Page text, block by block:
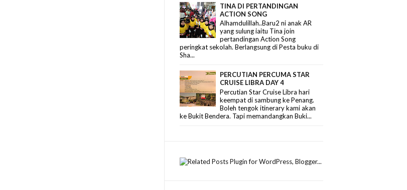
TINA DI PERTANDINGAN
ACTION SONG
Alhamdulillah..Baru2 ni anak AR
yang sulung iaitu Tina join
pertandingan Action Song
peringkat sekolah. Berlangsung di Pesta buku di
Sha...
PERCUTIAN PERCUMA STAR
CRUISE LIBRA DAY 4
Percutian Star Cruise Libra hari
keempat di sambung ke Penang.
Boleh tengok itinerary kami akan
ke Bukit Bendera. Tapi memandangkan Buki...